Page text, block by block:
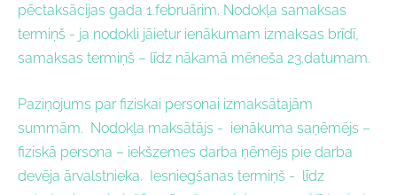
pēctaksācijas gada 1.februārim. Nodokļa samaksas
termiņš - ja nodokli jāietur ienākumam izmaksas brīdī,
samaksas termiņš – līdz nākamā mēneša 23.datumam.
Paziņojums par fiziskai personai izmaksātajām
summām. Nodokļa maksātājs - ienākuma saņēmējs –
fiziskā persona – iekšzemes darba ņēmējs pie darba
devēja ārvalstnieka.
Iesniegšanas termiņš - līdz